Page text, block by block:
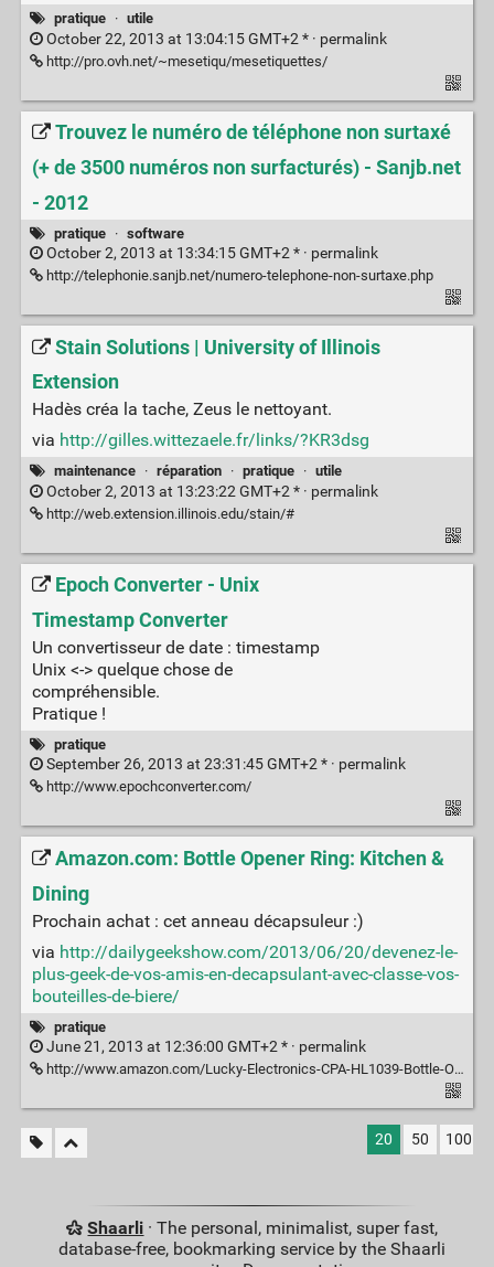
pratique · utile
October 22, 2013 at 13:04:15 GMT+2 * · permalink
http://pro.ovh.net/~mesetiqu/mesetiquettes/
Trouvez le numéro de téléphone non surtaxé
(+ de 3500 numéros non surfacturés) - Sanjb.net
- 2012
pratique · software
October 2, 2013 at 13:34:15 GMT+2 * · permalink
http://telephonie.sanjb.net/numero-telephone-non-surtaxe.php
Stain Solutions | University of Illinois
Extension
Hadès créa la tache, Zeus le nettoyant.
via http://gilles.wittezaele.fr/links/?KR3dsg
maintenance · réparation · pratique · utile
October 2, 2013 at 13:23:22 GMT+2 * · permalink
http://web.extension.illinois.edu/stain/#
Epoch Converter - Unix
Timestamp Converter
Un convertisseur de date : timestamp
Unix <-> quelque chose de
compréhensible.
Pratique !
pratique
September 26, 2013 at 23:31:45 GMT+2 * · permalink
http://www.epochconverter.com/
Amazon.com: Bottle Opener Ring: Kitchen &
Dining
Prochain achat : cet anneau décapsuleur :)
via http://dailygeekshow.com/2013/06/20/devenez-le-
plus-geek-de-vos-amis-en-decapsulant-avec-classe-vos-
bouteilles-de-biere/
pratique
June 21, 2013 at 12:36:00 GMT+2 * · permalink
http://www.amazon.com/Lucky-Electronics-CPA-HL1039-Bottle-Opener/dp/B001U2RNXE
20 50 100
Shaarli · The personal, minimalist, super fast,
database-free, bookmarking service by the Shaarli